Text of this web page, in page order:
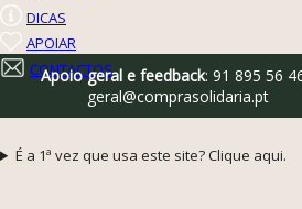
DICAS
APOIAR
CONTACTOS
Apoio geral e feedback: 91 895 56
geral@comprasolidaria.pt
É a 1ª vez que usa este site? Clique aqui.